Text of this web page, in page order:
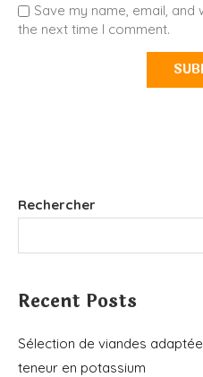
Save my name, email,
the next time I comment.
Rechercher
Recent Posts
Sélection de viandes
teneur en potassium